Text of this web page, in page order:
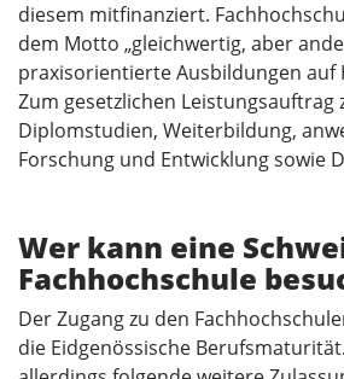
diesem mitfinanziert.
dem Motto „gleichwertig, aber
praxisorientierte Ausbildungen auf
Zum gesetzlichen Leistungsauftrag
Diplomstudien, Weiterbildung,
Forschung und Entwicklung sowie
Wer kann eine
Fachhochschule
Der Zugang zu den
die Eidgenössische